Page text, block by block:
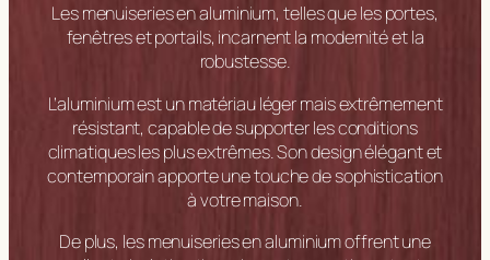
Les menuiseries en aluminium, telles que les portes,
fenêtres et portails, incarnent la modernité et la
robustesse.
L’aluminium est un matériau léger mais extrêmement
résistant, capable de supporter les conditions
climatiques les plus extrêmes. Son design élégant et
contemporain apporte une touche de sophistication
à votre maison.
De plus, les menuiseries en aluminium offrent une